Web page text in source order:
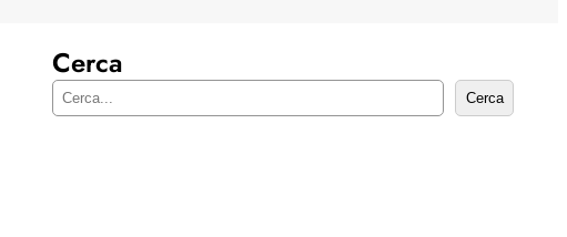
Cerca
C
Cerca